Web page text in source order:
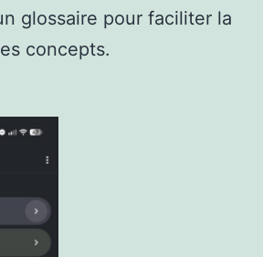
glossaire pour faciliter la
concepts.